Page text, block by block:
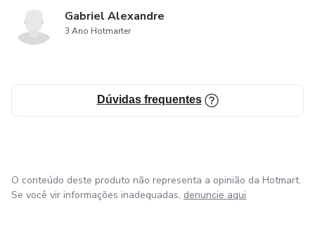
mais presente.Gabriel Alexandre
3 Ano Hotmarter
Dúvidas frequentes
O conteúdo deste produto não representa a opinião da Hotmart.
Se você vir informações inadequadas, denuncie aqui